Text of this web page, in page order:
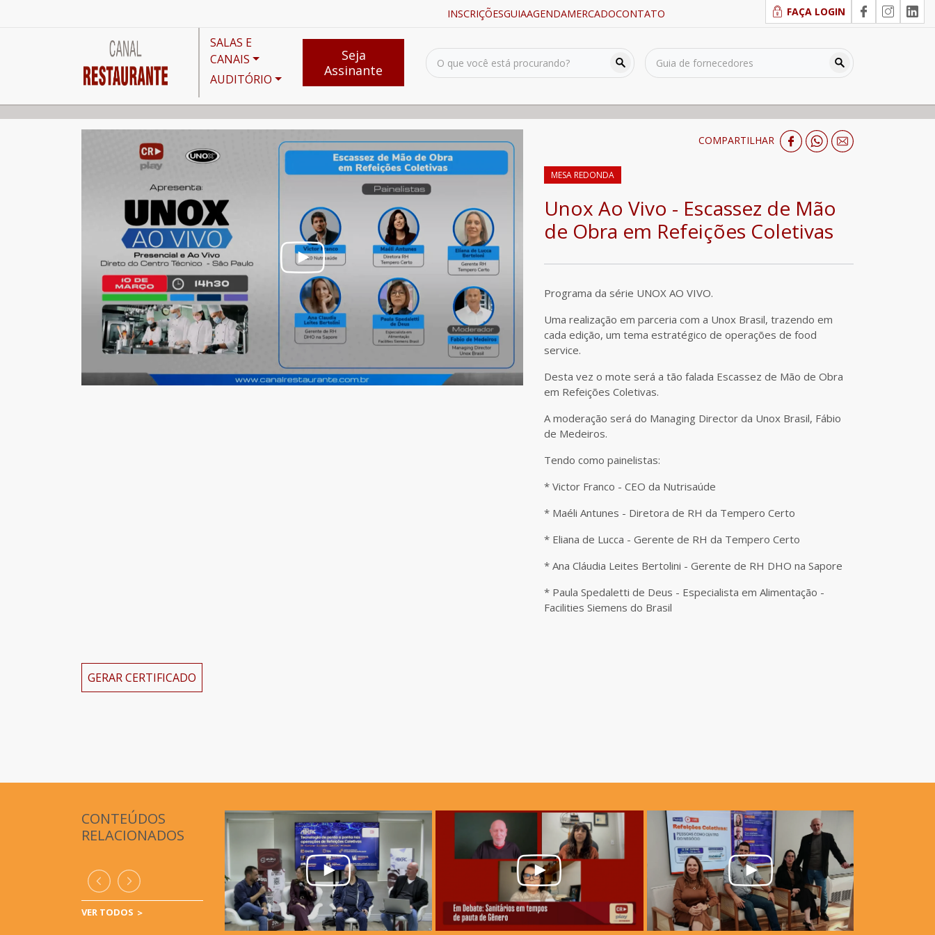
INSCRIÇÕESGUIAAGENDAMERCADOCONTATO FAÇA LOGIN
SALAS E
CANAIS
AUDITÓRIO
Seja
Assinante
COMPARTILHAR
MESA REDONDA
Unox Ao Vivo - Escassez de Mão
de Obra em Refeições Coletivas
Programa da série UNOX AO VIVO.
Uma realização em parceria com a Unox Brasil, trazendo em
cada edição, um tema estratégico de operações de food
service.
Desta vez o mote será a tão falada Escassez de Mão de Obra
em Refeições Coletivas.
A moderação será do Managing Director da Unox Brasil, Fábio
de Medeiros.
Tendo como painelistas:
* Victor Franco - CEO da Nutrisaúde
* Maéli Antunes - Diretora de RH da Tempero Certo
* Eliana de Lucca - Gerente de RH da Tempero Certo
* Ana Cláudia Leites Bertolini - Gerente de RH DHO na Sapore
* Paula Spedaletti de Deus - Especialista em Alimentação -
Facilities Siemens do Brasil
GERAR CERTIFICADO
CONTEÚDOS
RELACIONADOS
VER TODOS